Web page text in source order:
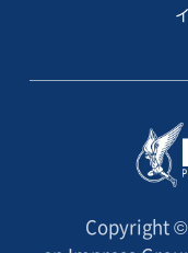
Copyright